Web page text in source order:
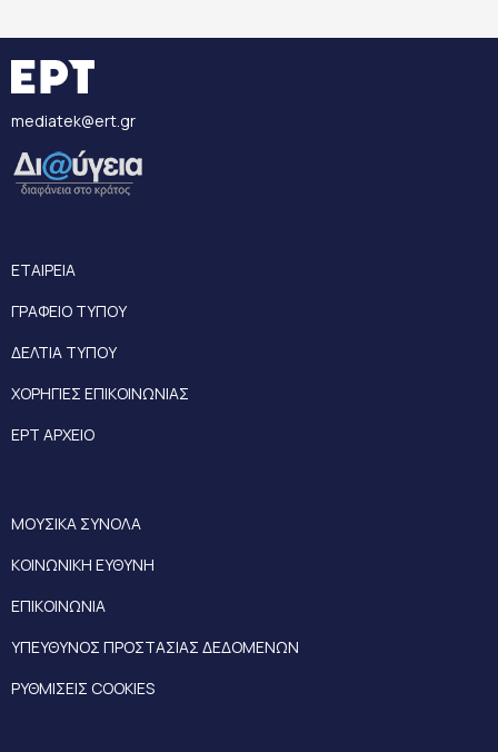
mediatek@ert.gr
ΕΤΑΙΡΕΙΑ
ΓΡΑΦΕΙΟ ΤΥΠΟΥ
ΔΕΛΤΙΑ ΤΥΠΟΥ
ΧΟΡΗΓΙΕΣ ΕΠΙΚΟΙΝΩΝΙΑΣ
ΕΡΤ ΑΡΧΕΙΟ
ΜΟΥΣΙΚΑ ΣΥΝΟΛΑ
ΚΟΙΝΩΝΙΚΗ ΕΥΘΥΝΗ
ΕΠΙΚΟΙΝΩΝΙΑ
ΥΠΕΥΘΥΝΟΣ ΠΡΟΣΤΑΣΙΑΣ ΔΕΔΟΜΕΝΩΝ
ΡΥΘΜΙΣΕΙΣ COOKIES